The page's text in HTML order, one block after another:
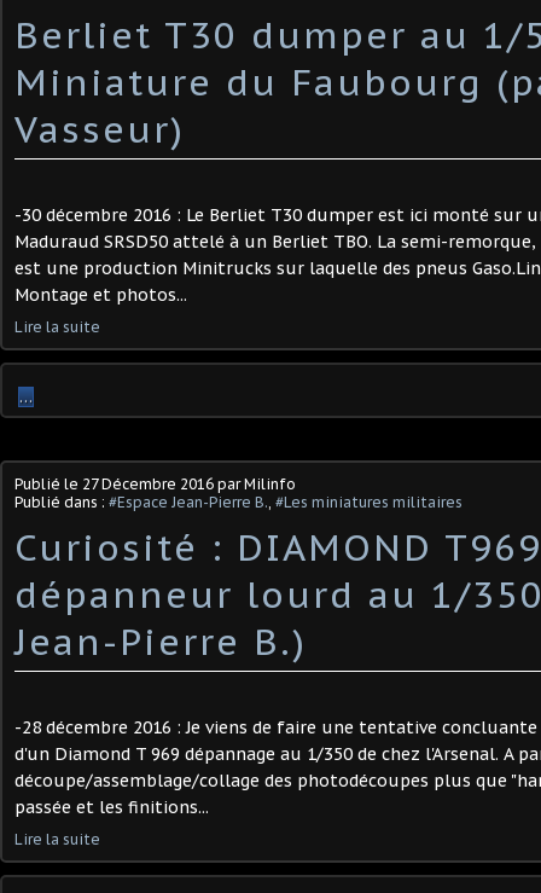
Berliet T30 dumper au 1/
Miniature du Faubourg
Vasseur)
-30 décembre 2016 : Le Berliet T30 dumper est ici monté sur
Maduraud SRSD50 attelé à un Berliet TBO. La semi-
est une production Minitrucks sur laquelle des pneus
Montage et photos...
Lire la suite
…
Publié le 27 Décembre 2016 par Milinfo
Publié dans : #Espace Jean-Pierre B., #Les miniatures militaires
Curiosité : DIAMOND T969
dépanneur lourd au 1/
Jean-Pierre B.)
-28 décembre 2016 : Je viens de faire une tentative
d'un Diamond T 969 dépannage au 1/350 de chez l'Arsenal. A
découpe/assemblage/collage des photodécoupes plus que
passée et les finitions...
Lire la suite